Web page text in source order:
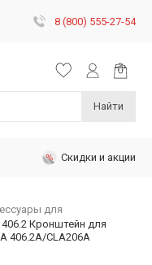
8 (800) 555-27-54
Найти
Скидки и акции
для
406.2 Кронштейн для
406.2A/CLA206A